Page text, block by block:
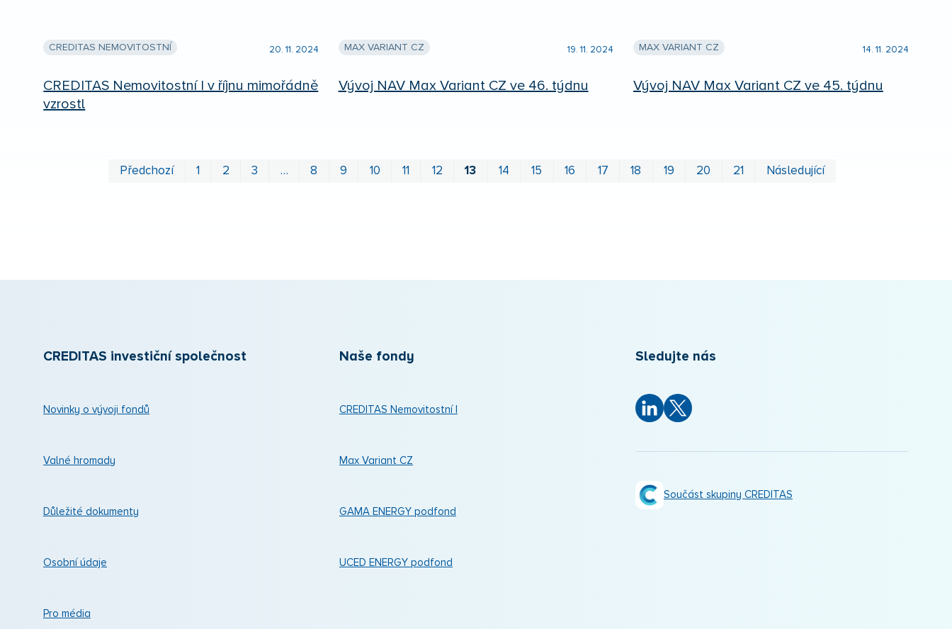
CREDITAS NEMOVITOSTNÍ 20. 11. 2024
CREDITAS Nemovitostní I v říjnu mimořádně
vzrostl
MAX VARIANT CZ 19. 11. 2024
Vývoj NAV Max Variant CZ ve 46. týdnu
MAX VARIANT CZ 14. 11. 2024
Vývoj NAV Max Variant CZ ve 45. týdnu
Předchozí 1 2 3 … 8 9 10 11 12 13 14 15 16 17 18 19 20 21 Následující
CREDITAS investiční společnost
Novinky o vývoji fondů
Valné hromady
Důležité dokumenty
Osobní údaje
Pro média
Naše fondy
CREDITAS Nemovitostní I
Max Variant CZ
GAMA ENERGY podfond
UCED ENERGY podfond
Sledujte nás
Součást skupiny CREDITAS